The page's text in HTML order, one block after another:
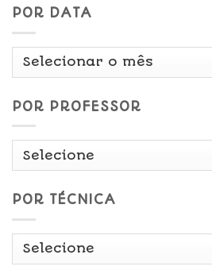
POR DATA
Por
POR PROFESSOR
POR TÉCNICA